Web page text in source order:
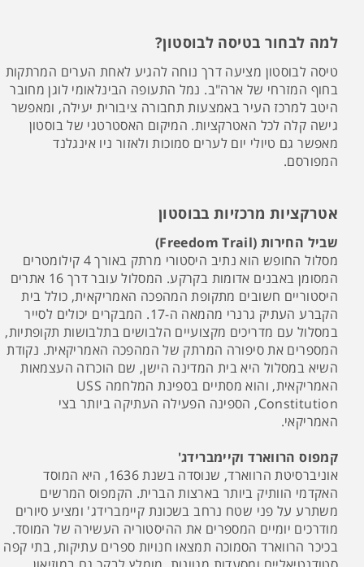
למה לבחור בטיסה לבוסטון?
טיסה לבוסטון מציעה דרך נוחה להגיע לאחת הערים המרתקות
בחוף המזרחי של ארה"ב. נמל התעופה הבינלאומי לוגן מחובר
היטב למרכז העיר באמצעות תחבורה ציבורית יעילה, ומאפשר
גישה קלה לכל האטרקציות. המיקום האסטרטגי של בוסטון
מאפשר גם טיולי יום לערים סמוכות ולאזור ניו אינגלנד
המפורסם.
אטרקציות מרכזיות בבוסטון
שביל החירות (Freedom Trail)
מסלול החופש הוא נתיב היסטורי מרתק באורך 4 קילומטרים
המסומן באבנים אדומות בקרקע. המסלול עובר דרך 16 אתרים
היסטוריים חשובים מתקופת המהפכה האמריקאית, כולל בית
הקברע העתיק גרנרי מהמאה ה-17. המבקרים יכולים לסייר
במסלול עם מדריכים מקצועיים הלבושים בתלבושות תקופתיות,
המספרים את סיפורה המרתק של המהפכה האמריקאית. נקודת
השיא במסלול היא בית המדינה הישן, שם הוכרזה העצמאות
האמריקאית, והוא מסתיים בספינת המלחמה USS
Constitution, הספינה הפעילה העתיקה ביותר בצי
האמריקאי.
קמפוס הרווארד וקיימברידג'
אוניברסיטת הרווארד, שנוסדה בשנת 1636, היא המוסד
האקדמי הוותיק ביותר בארצות הברית. הקמפוס המרשים
משתרע על פני שטח נרחב בשכונת קיימברידג' ומציע סיורים
מודרכים יומיים המספרים את ההיסטוריה העשירה של המוסד.
בכיכר הרווארד הסמוכה תמצאו חנויות ספרים עתיקות, בתי קפה